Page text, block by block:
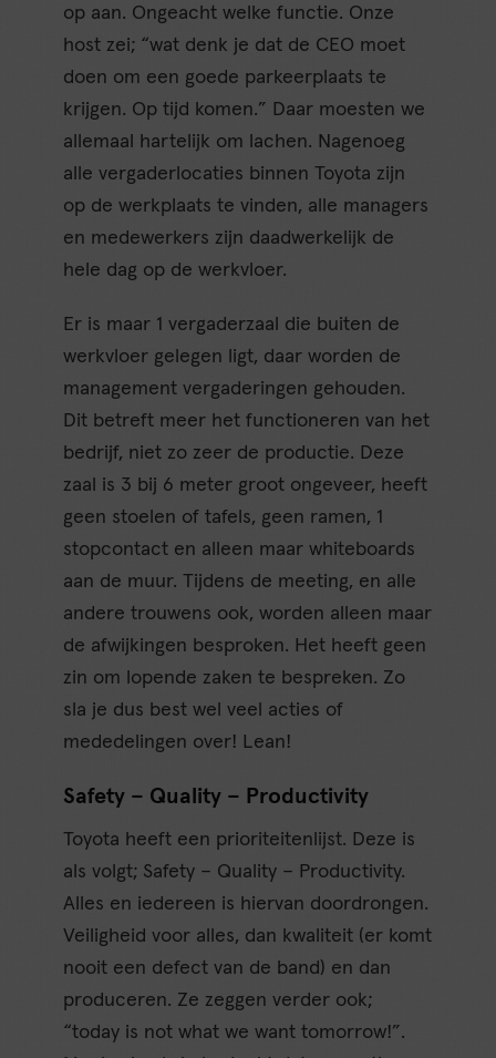
op aan. Ongeacht welke functie. Onze
host zei; “wat denk je dat de CEO moet
doen om een goede parkeerplaats te
krijgen. Op tijd komen.” Daar moesten we
allemaal hartelijk om lachen. Nagenoeg
alle vergaderlocaties binnen Toyota zijn
op de werkplaats te vinden, alle managers
en medewerkers zijn daadwerkelijk de
hele dag op de werkvloer.
Er is maar 1 vergaderzaal die buiten de
werkvloer gelegen ligt, daar worden de
management vergaderingen gehouden.
Dit betreft meer het functioneren van het
bedrijf, niet zo zeer de productie. Deze
zaal is 3 bij 6 meter groot ongeveer, heeft
geen stoelen of tafels, geen ramen, 1
stopcontact en alleen maar whiteboards
aan de muur. Tijdens de meeting, en alle
andere trouwens ook, worden alleen maar
de afwijkingen besproken. Het heeft geen
zin om lopende zaken te bespreken. Zo
sla je dus best wel veel acties of
mededelingen over! Lean!
Safety – Quality – Productivity
Toyota heeft een prioriteitenlijst. Deze is
als volgt; Safety – Quality – Productivity.
Alles en iedereen is hiervan doordrongen.
Veiligheid voor alles, dan kwaliteit (er komt
nooit een defect van de band) en dan
produceren. Ze zeggen verder ook;
“today is not what we want tomorrow!”.